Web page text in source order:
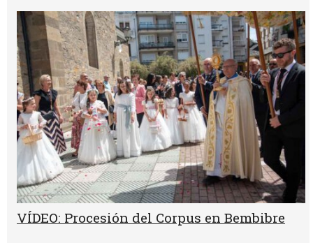
VÍDEO: Procesión del Corpus en Bembibre